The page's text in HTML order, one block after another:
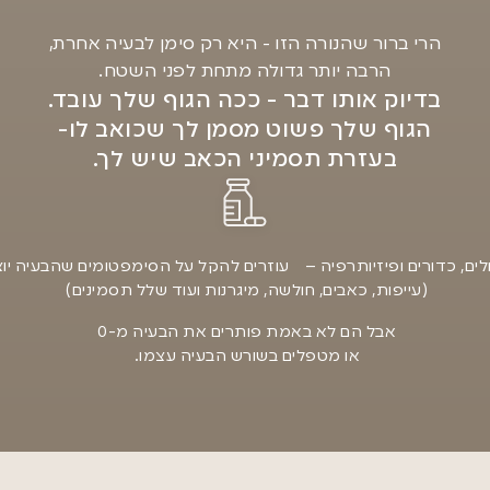
הרי ברור שהנורה הזו - היא רק סימן לבעיה אחרת,
הרבה יותר גדולה מתחת לפני השטח.
בדיוק אותו דבר - ככה הגוף שלך עובד.
הגוף שלך פשוט מסמן לך שכואב לו-
בעזרת תסמיני הכאב שיש לך.
כדורים ופיזיותרפיה – עוזרים להקל על הסימפטומים שהבעיה
(עייפות, כאבים, חולשה, מיגרנות ועוד שלל תסמינים)
אבל הם לא באמת פותרים את הבעיה מ-0
או מטפלים בשורש הבעיה עצמו.